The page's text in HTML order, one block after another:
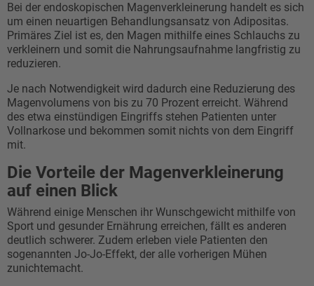
Bei der endoskopischen Magenverkleinerung handelt es sich
um einen neuartigen Behandlungsansatz von Adipositas.
Primäres Ziel ist es, den Magen mithilfe eines Schlauchs zu
verkleinern und somit die Nahrungsaufnahme langfristig zu
reduzieren.
Je nach Notwendigkeit wird dadurch eine Reduzierung des
Magenvolumens von bis zu 70 Prozent erreicht. Während
des etwa einstündigen Eingriffs stehen Patienten unter
Vollnarkose und bekommen somit nichts von dem Eingriff
mit.
Die Vorteile der Magenverkleinerung
auf einen Blick
Während einige Menschen ihr Wunschgewicht mithilfe von
Sport und gesunder Ernährung erreichen, fällt es anderen
deutlich schwerer. Zudem erleben viele Patienten den
sogenannten Jo-Jo-Effekt, der alle vorherigen Mühen
zunichtemacht.